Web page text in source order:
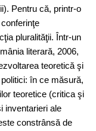
Pentru că, printr-o
pluralităţii. Într-un
literară, 2006,
teoretică şi
în ce măsură,
teoretice (critica şi
inventarieri ale
constrânsă de